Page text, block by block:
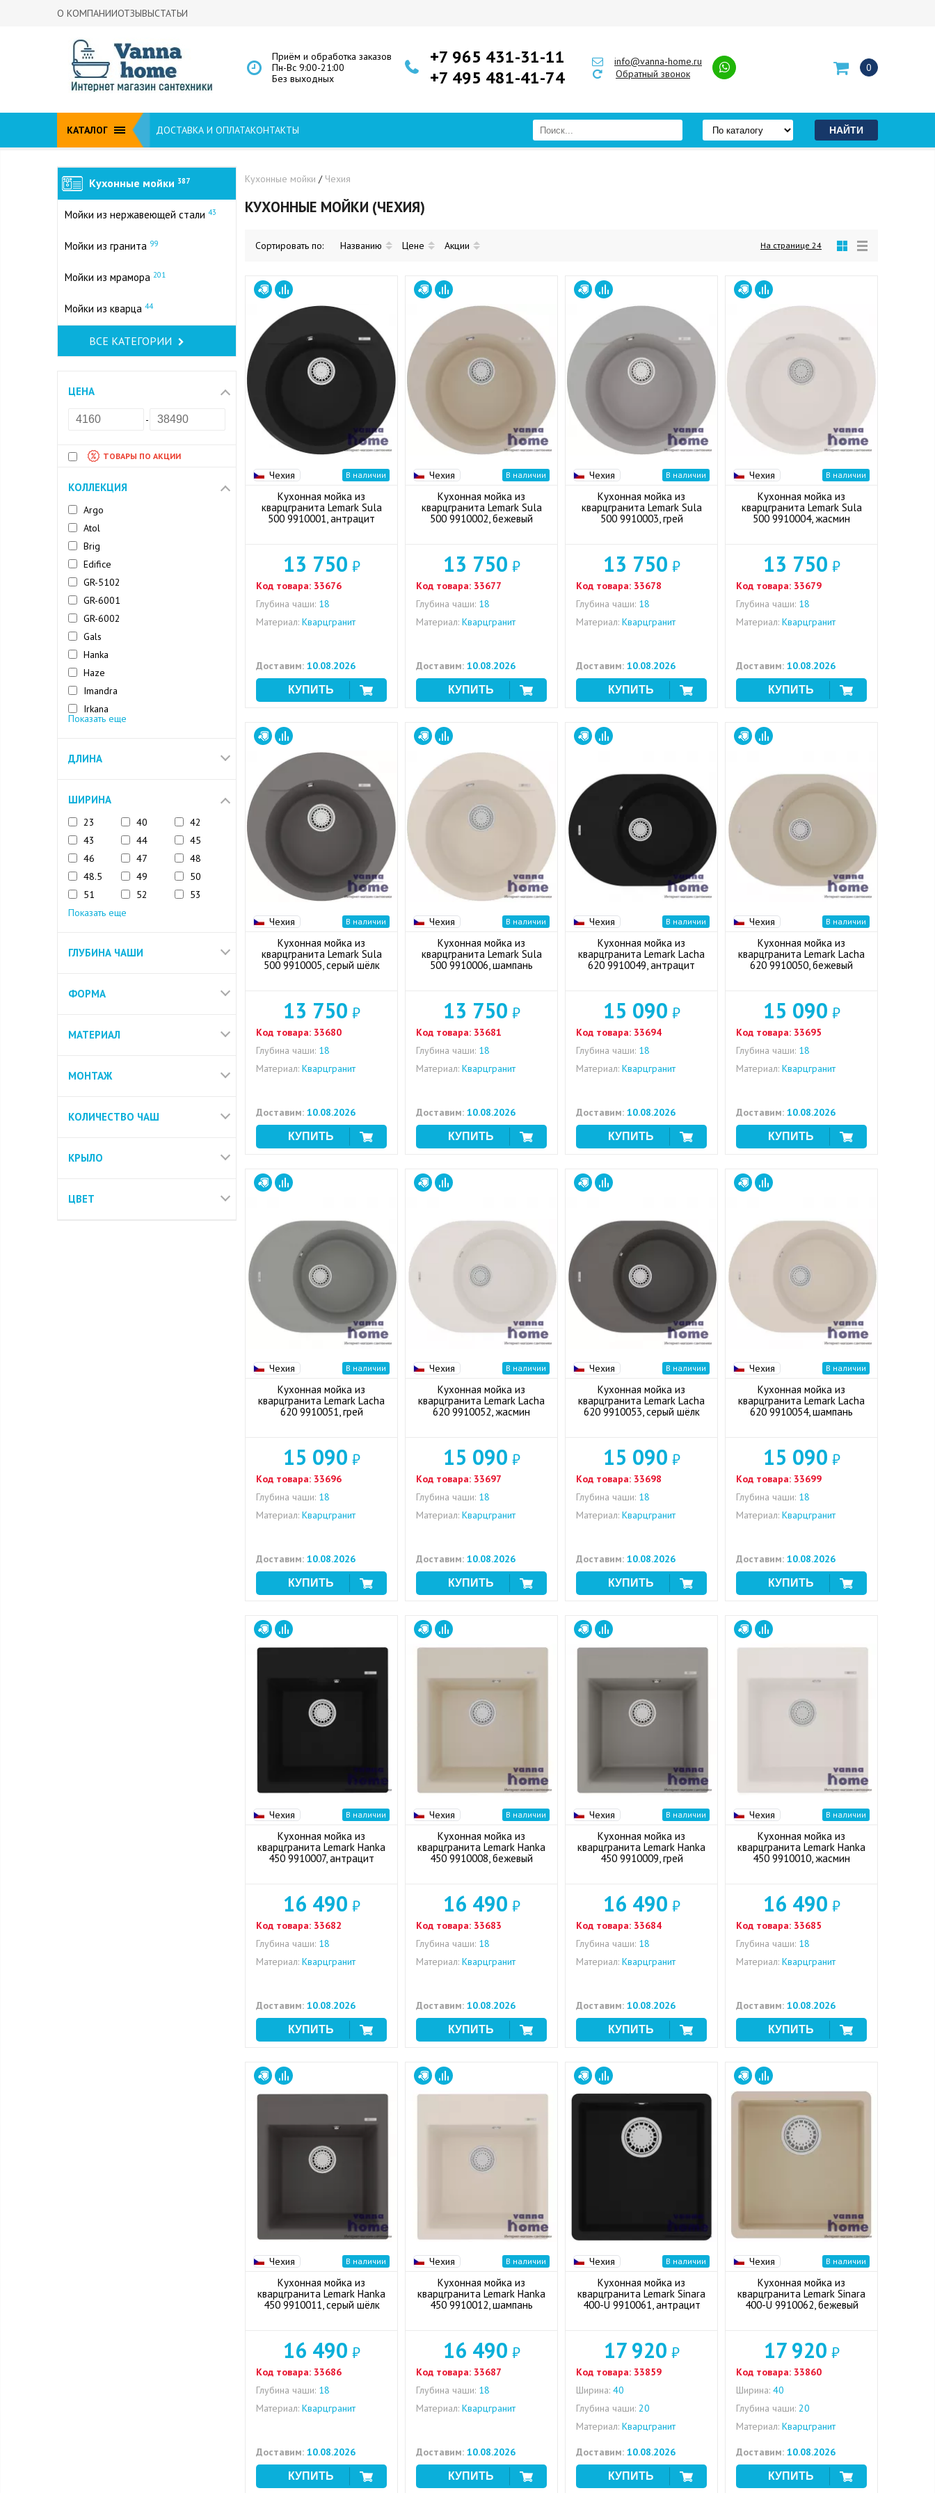
О КОМПАНИИОТЗЫВЫСТАТЬИ
Приём и обработка заказов
Пн-Вс 9:00-21:00
Без выходных
+7 965 431-31-11
+7 495 481-41-74
info@vanna-home.ru
Обратный звонок
0
КАТАЛОГ ДОСТАВКА И ОПЛАТАКОНТАКТЫ
Кухонные мойки 387
Мойки из нержавеющей стали 43
Мойки из гранита 99
Мойки из мрамора 201
Мойки из кварца 44
ВСЕ КАТЕГОРИИ
ЦЕНА
-
ТОВАРЫ ПО АКЦИИ
КОЛЛЕКЦИЯ
Argo
Atol
Brig
Edifice
GR-5102
GR-6001
GR-6002
Gals
Hanka
Haze
Imandra
Irkana
Riff
Показать еще
ДЛИНА
ШИРИНА
23 40
42
43
44
45
46
47
48
48.5
49
50
51
52
53
Показать еще
ГЛУБИНА ЧАШИ
ФОРМА
МАТЕРИАЛ
МОНТАЖ
КОЛИЧЕСТВО ЧАШ
КРЫЛО
ЦВЕТ
Кухонные мойки / Чехия
КУХОННЫЕ МОЙКИ (ЧЕХИЯ)
Сортировать по: Названию Цене Акции На странице 24
Чехия В наличии
Кухонная мойка из
кварцгранита Lemark Sula
500 9910001, антрацит
13 750 ₽
Код товара: 33676
Глубина чаши: 18
Материал: Кварцгранит
Доставим: 10.08.2026
Чехия В наличии
Кухонная мойка из
кварцгранита Lemark Sula
500 9910002, бежевый
13 750 ₽
Код товара: 33677
Глубина чаши: 18
Материал: Кварцгранит
Доставим: 10.08.2026
Чехия В наличии
Кухонная мойка из
кварцгранита Lemark Sula
500 9910003, грей
13 750 ₽
Код товара: 33678
Глубина чаши: 18
Материал: Кварцгранит
Доставим: 10.08.2026
Чехия В наличии
Кухонная мойка из
кварцгранита Lemark Sula
500 9910004, жасмин
13 750 ₽
Код товара: 33679
Глубина чаши: 18
Материал: Кварцгранит
Доставим: 10.08.2026
Чехия В наличии
Кухонная мойка из
кварцгранита Lemark Sula
500 9910005, серый шёлк
13 750 ₽
Код товара: 33680
Глубина чаши: 18
Материал: Кварцгранит
Доставим: 10.08.2026
Чехия В наличии
Кухонная мойка из
кварцгранита Lemark Sula
500 9910006, шампань
13 750 ₽
Код товара: 33681
Глубина чаши: 18
Материал: Кварцгранит
Доставим: 10.08.2026
Чехия В наличии
Кухонная мойка из
кварцгранита Lemark Lacha
620 9910049, антрацит
15 090 ₽
Код товара: 33694
Глубина чаши: 18
Материал: Кварцгранит
Доставим: 10.08.2026
Чехия В наличии
Кухонная мойка из
кварцгранита Lemark Lacha
620 9910050, бежевый
15 090 ₽
Код товара: 33695
Глубина чаши: 18
Материал: Кварцгранит
Доставим: 10.08.2026
Чехия В наличии
Кухонная мойка из
кварцгранита Lemark Lacha
620 9910051, грей
15 090 ₽
Код товара: 33696
Глубина чаши: 18
Материал: Кварцгранит
Доставим: 10.08.2026
Чехия В наличии
Кухонная мойка из
кварцгранита Lemark Lacha
620 9910052, жасмин
15 090 ₽
Код товара: 33697
Глубина чаши: 18
Материал: Кварцгранит
Доставим: 10.08.2026
Чехия В наличии
Кухонная мойка из
кварцгранита Lemark Lacha
620 9910053, серый шёлк
15 090 ₽
Код товара: 33698
Глубина чаши: 18
Материал: Кварцгранит
Доставим: 10.08.2026
Чехия В наличии
Кухонная мойка из
кварцгранита Lemark Lacha
620 9910054, шампань
15 090 ₽
Код товара: 33699
Глубина чаши: 18
Материал: Кварцгранит
Доставим: 10.08.2026
Чехия В наличии
Кухонная мойка из
кварцгранита Lemark Hanka
450 9910007, антрацит
16 490 ₽
Код товара: 33682
Глубина чаши: 18
Материал: Кварцгранит
Доставим: 10.08.2026
Чехия В наличии
Кухонная мойка из
кварцгранита Lemark Hanka
450 9910008, бежевый
16 490 ₽
Код товара: 33683
Глубина чаши: 18
Материал: Кварцгранит
Доставим: 10.08.2026
Чехия В наличии
Кухонная мойка из
кварцгранита Lemark Hanka
450 9910009, грей
16 490 ₽
Код товара: 33684
Глубина чаши: 18
Материал: Кварцгранит
Доставим: 10.08.2026
Чехия В наличии
Кухонная мойка из
кварцгранита Lemark Hanka
450 9910010, жасмин
16 490 ₽
Код товара: 33685
Глубина чаши: 18
Материал: Кварцгранит
Доставим: 10.08.2026
Чехия В наличии
Кухонная мойка из
кварцгранита Lemark Hanka
450 9910011, серый шёлк
16 490 ₽
Код товара: 33686
Глубина чаши: 18
Материал: Кварцгранит
Доставим: 10.08.2026
Чехия В наличии
Кухонная мойка из
кварцгранита Lemark Hanka
450 9910012, шампань
16 490 ₽
Код товара: 33687
Глубина чаши: 18
Материал: Кварцгранит
Доставим: 10.08.2026
Чехия В наличии
Кухонная мойка из
кварцгранита Lemark Sinara
400-U 9910061, антрацит
17 920 ₽
Код товара: 33859
Ширина: 40
Глубина чаши: 20
Материал: Кварцгранит
Доставим: 10.08.2026
Чехия В наличии
Кухонная мойка из
кварцгранита Lemark Sinara
400-U 9910062, бежевый
17 920 ₽
Код товара: 33860
Ширина: 40
Глубина чаши: 20
Материал: Кварцгранит
Доставим: 10.08.2026